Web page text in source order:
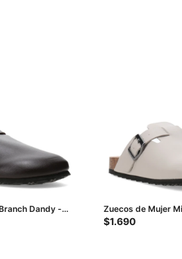
Dandy -
Zuecos de Mujer
Marrón Tabaco
$1.690